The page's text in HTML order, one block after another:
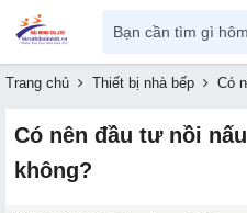
Trang chủ Thiết bị nhà bếp Có
Có nên đầu tư nồi
không?